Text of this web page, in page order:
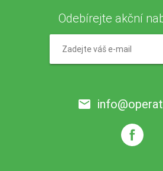
Odebírejte akční
email